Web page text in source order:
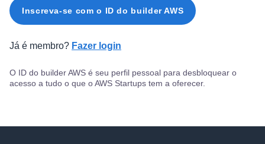
Inscreva-se com o ID do builder AWS
Já é membro? Fazer login
O ID do builder AWS é seu perfil pessoal para desbloquear o
acesso a tudo o que o AWS Startups tem a oferecer.